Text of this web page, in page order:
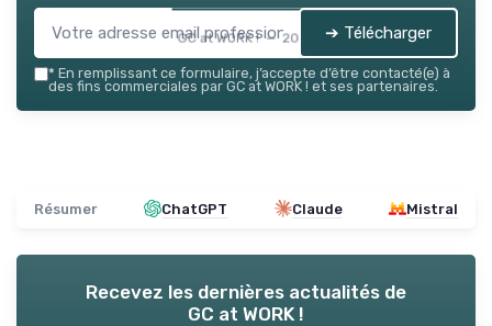
GC at WORK ! — 2026 ➔ Télécharger
* En remplissant ce formulaire, j’accepte d’être contacté(e) à
des fins commerciales par GC at WORK ! et ses partenaires.
Résumer ChatGPT Claude Mistral
Recevez les dernières actualités de
GC at WORK !